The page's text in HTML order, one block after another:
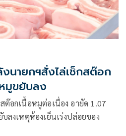
นายกฯสั่งไล่เช็กสต๊อก
มูขยับลง
ต๊อกเนื้อหมูต่อเนื่อง อายัด 1.07
ลงเหตุห้องเย็นเร่งปล่อยของ